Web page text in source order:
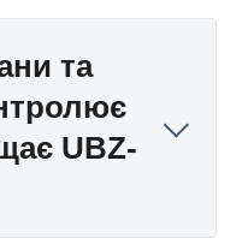
та
UBZ-